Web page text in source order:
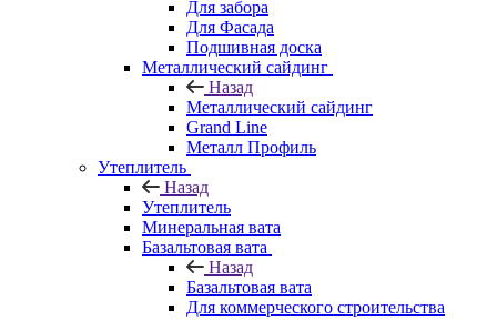
Для забора
Для Фасада
Подшивная доска
Металлический сайдинг
Назад
Металлический сайдинг
Grand Line
Металл Профиль
Утеплитель
Назад
Утеплитель
Минеральная вата
Базальтовая вата
Назад
Базальтовая вата
Для коммерческого строительства